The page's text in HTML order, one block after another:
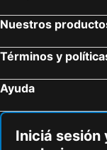
Nuestros
Términos y
Ayuda
Iniciá sesión